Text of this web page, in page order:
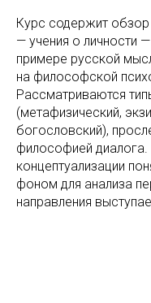
Курс содержит
— учения о личности
примере русской
на философской
Рассматриваются
(метафизический,
богословский),
философией
концептуализации
фоном для анализа
направления